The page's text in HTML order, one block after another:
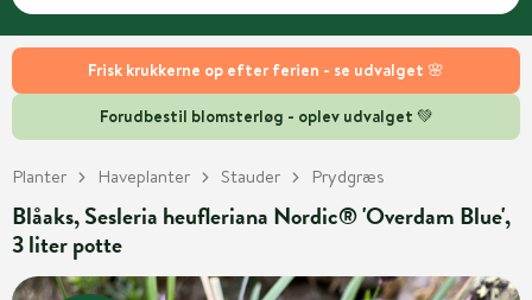
Frisk krukkerne op efter ferien - se udvalget 🌸
Forudbestil blomsterløg - oplev udvalget 💚
Planter Haveplanter Stauder Prydgræs
Blåaks, Sesleria heufleriana Nordic® 'Overdam Blue',
3 liter potte